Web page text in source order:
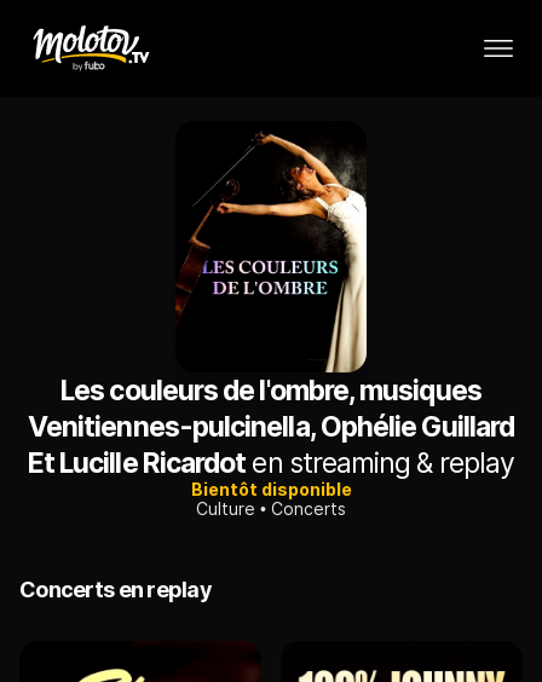
Les couleurs de l'ombre, musiques
Venitiennes-pulcinella, Ophélie Guillard
Et Lucille Ricardoten streaming & replay
Bientôt disponible
Culture
Concerts
Concerts en replay